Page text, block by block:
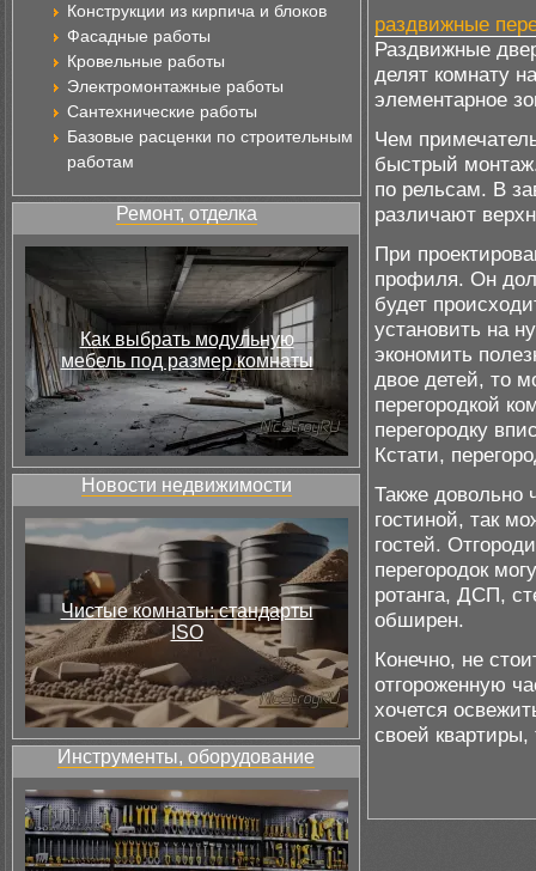
Конструкции из кирпича и блоков
Фасадные работы
Кровельные работы
Электромонтажные работы
Сантехнические работы
Базовые расценки по строительным
работам
Ремонт, отделка
Как выбрать модульную
мебель под размер комнаты
Новости недвижимости
Чистые комнаты: стандарты
ISO
Инструменты, оборудование
раздвижные
Раздвижные
делят комнату
элементарное
Чем
быстрый
по рельсам. В
различают
При
профиля. Он
будет
установить на
экономить
двое детей, то
перегородкой
перегородку
Кстати,
Также довольно
гостиной, так
гостей.
перегородок
ротанга, ДСП,
обширен.
Конечно, не
отгороженную
хочется
своей квартиры,